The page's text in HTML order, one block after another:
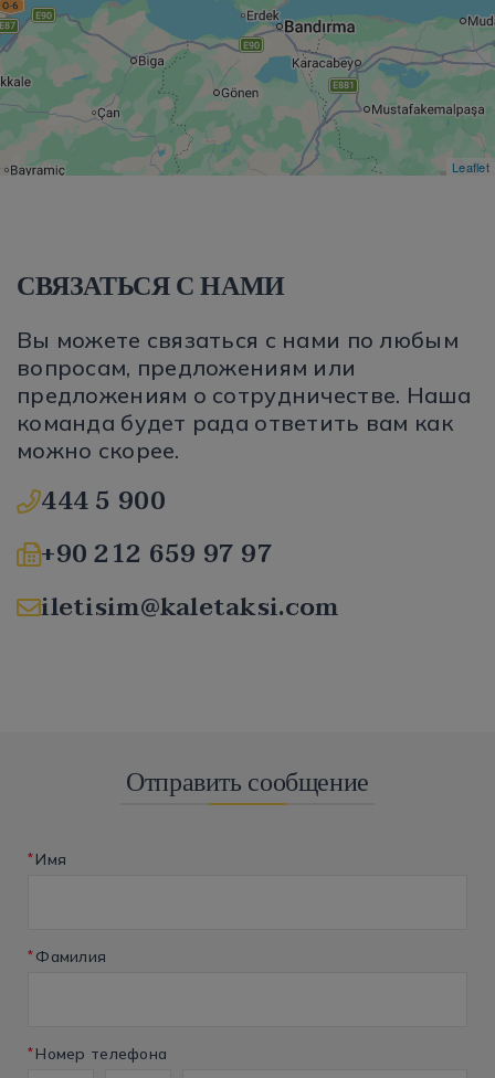
Leaflet
СВЯЗАТЬСЯ С НАМИ
Вы можете связаться с нами по любым
вопросам, предложениям или
предложениям о сотрудничестве. Наша
команда будет рада ответить вам как
можно скорее.
444 5 900
+90 212 659 97 97
iletisim@kaletaksi.com
Отправить сообщение
* Имя
* Фамилия
* Номер телефона